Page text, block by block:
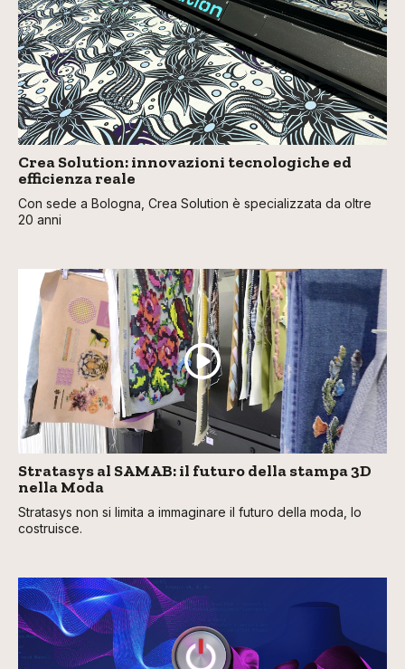
Crea Solution: innovazioni tecnologiche ed
efficienza reale
Con sede a Bologna, Crea Solution è specializzata da oltre
20 anni
Stratasys al SAMAB: il futuro della stampa 3D
nella Moda
Stratasys non si limita a immaginare il futuro della moda, lo
costruisce.